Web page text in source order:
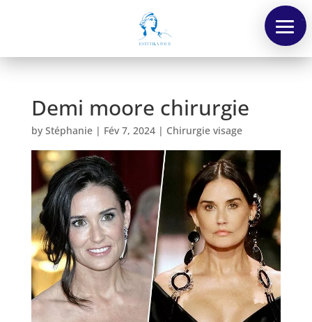
Demi moore chirurgie
by Stéphanie| Fév 7, 2024| Chirurgie visage